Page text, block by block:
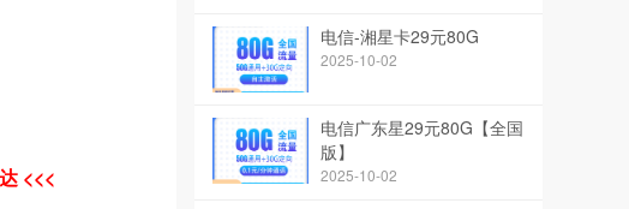
<<<
电信-湘星卡29元80G
2025-10-02
电信广东星29元80G【全国
版】
2025-10-02